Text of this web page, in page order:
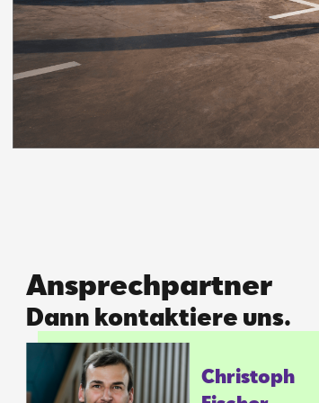
Ansprechpartner
Dann kontaktiere uns.
Chris­toph